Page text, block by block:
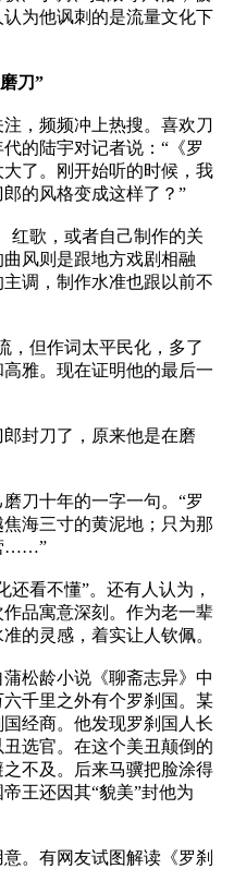
为他讽刺的是流量文化下
刀”
，频频冲上热搜。喜欢刀
的陆宇对记者说：“《罗
了。刚开始听的时候，我
的风格变成这样了？”
红歌，或者自己制作的关
风则是跟地方戏剧相融
调，制作水准也跟以前不
，但作词太平民化，多了
雅。现在证明他的最后一
封刀了，原来他是在磨
刀十年的一字一句。“罗
海三寸的黄泥地；只为那
……”
看不懂”。还有人认为，
品寓意深刻。作为老一辈
的灵感，着实让人钦佩。
松龄小说《聊斋志异》中
千里之外有个罗刹国。某
经商。他发现罗刹国人长
选官。在这个美丑颠倒的
不及。后来马骥把脸涂得
王还因其“貌美”封他为
。有网友试图解读《罗刹